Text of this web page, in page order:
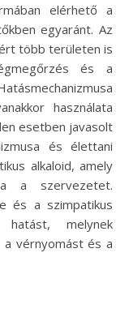
elérhető a
egyaránt. Az
több területen is
és a
használata
esetben javasolt
és élettani
alkaloid, amely
a szervezetet.
és a szimpatikus
hatást, melynek
a vérnyomást és a